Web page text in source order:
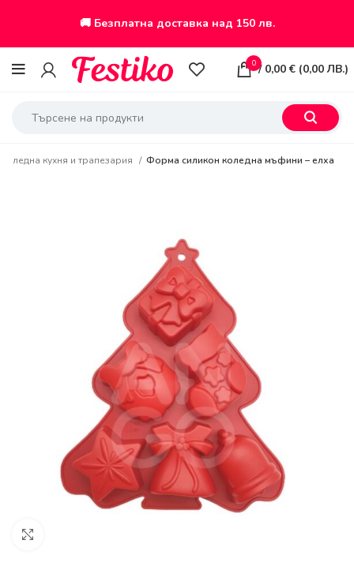
🚚 Безплатна доставка над 150 лв.
0 / 0,00€ (0,00 ЛВ.)
Коледна кухня и трапезария Форма силикон коледна мъфини – елха